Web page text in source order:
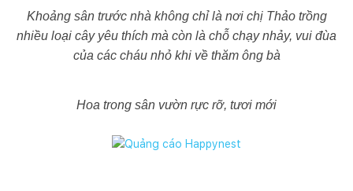
Khoảng sân trước nhà không chỉ là nơi chị Thảo trồng
nhiều loại cây yêu thích mà còn là chỗ chạy nhảy, vui đùa
của các cháu nhỏ khi về thăm ông bà
Hoa trong sân vườn rực rỡ, tươi mới